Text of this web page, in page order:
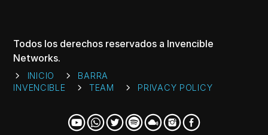
Todos los derechos reservados a Invencible
Networks.
INICIO
BARRA
INVENCIBLE
TEAM PRIVACY POLICY